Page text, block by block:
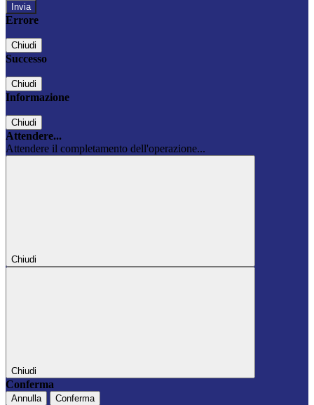
Errore
Chiudi
Successo
Chiudi
Informazione
Chiudi
Attendere...
Attendere il completamento dell'operazione...
Chiudi
Chiudi
Conferma
Annulla Conferma